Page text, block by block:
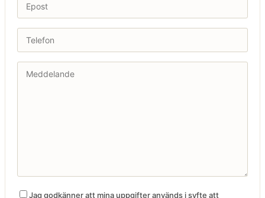
Jag godkänner att mina uppgifter används i syfte att